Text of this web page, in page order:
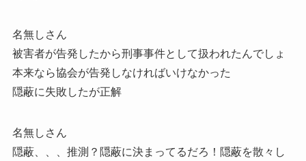
名無しさん
被害者が告発したから刑事事件として扱われたんでしょ
本来なら協会が告発しなければいけなかった
隠蔽に失敗したが正解
名無しさん
隠蔽、、、推測？隠蔽に決まってるだろ！隠蔽を散々し